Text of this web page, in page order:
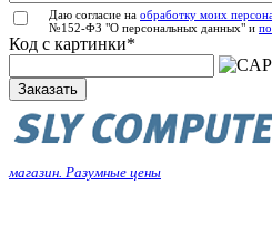
Даю согласие на обработку моих
№152-ФЗ "О персональных данных" и
Код с картинки*
Заказать
магазин. Разумные цены